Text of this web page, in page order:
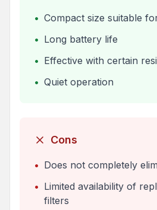
• Compact size suitable
• Long battery life
• Effective with certain
• Quiet operation
Cons
• Does not completely
• Limited availability of
filters